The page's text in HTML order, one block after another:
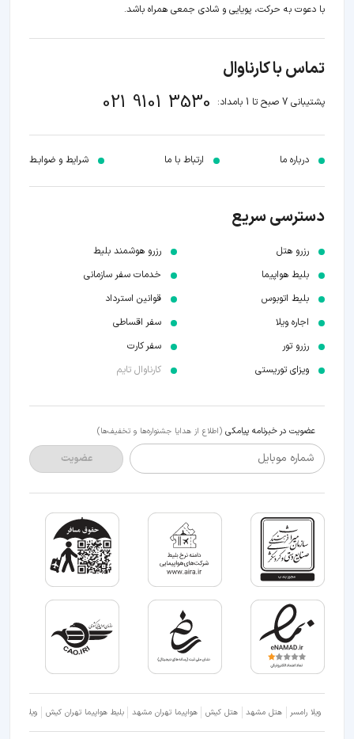
با دعوت به حرکت، پویایی و شادی جمعی همراه باشد.
تماس با کارناوال
پشتیبانی 7 صبح تا 1 بامداد: 021 9101 3530
درباره ما ارتباط با ما شرایط و ضوابـط
دسترسی سریع
رزرو هتل
بلیط هواپیما
بلیط اتوبوس
اجاره ویلا
رزرو تور
ویزای توریستی
رزرو هوشمند بلیط
خدمات سفر سازمانی
قوانین استرداد
سفر اقساطی
سفر کارت
کارناوال تایم
عضویت در خبرنامه پیامکی (اطلاع از هدایا جشنواره‌ها و تخفیف‌ها)
شماره موبایل عضویت
ویلا رامسر هتل مشهد هتل کیش هواپیما تهران مشهد بلیط هواپیما تهران کیش ویلا شمال